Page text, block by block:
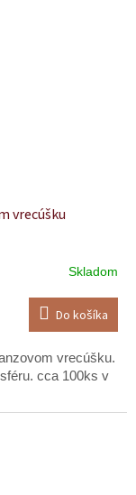
vrecúšku
Skladom
Do košíka
vrecúšku.
cca 100ks v